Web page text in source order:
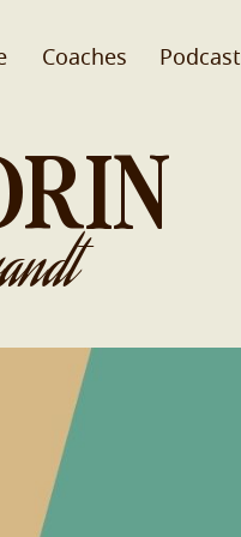
Coaches Podcast